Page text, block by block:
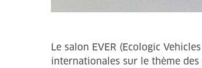
Le salon EVER (Ecologic
internationales sur le thème des